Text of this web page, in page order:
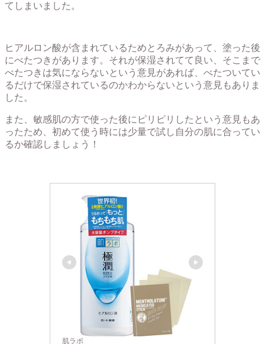
てしまいました。
ヒアルロン酸が含まれているためとろみがあって、塗った後
にべたつきがあります。それが保湿されてて良い、そこまで
べたつきは気にならないという意見があれば、べたついてい
るだけで保湿されているのかわからないという意見もありま
した。
また、敏感肌の方で使った後にピリピリしたという意見もあ
ったため、初めて使う時には少量で試し自分の肌に合ってい
るか確認しましょう！
肌ラボ